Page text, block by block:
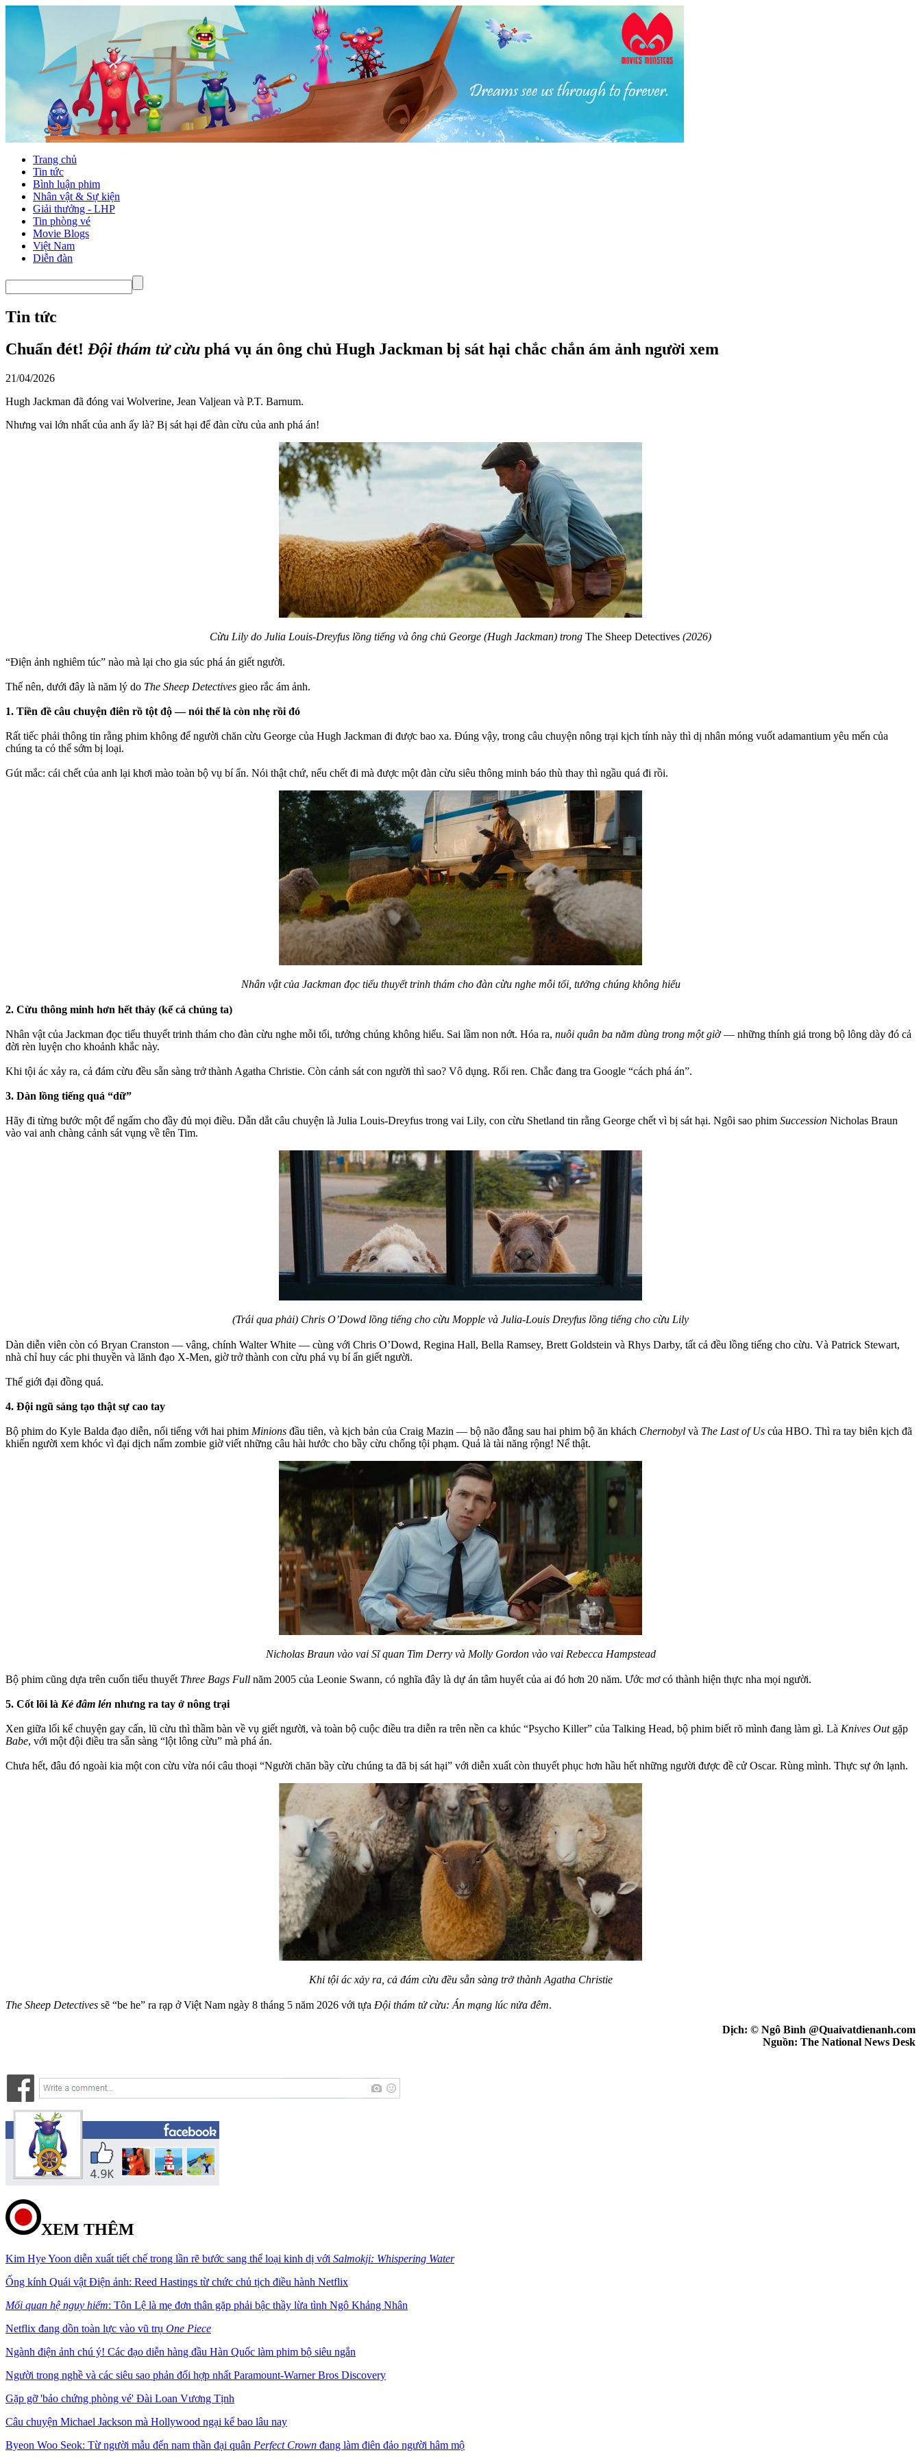
Trang chủ
Tin tức
Bình luận phim
Nhân vật & Sự kiện
Giải thưởng - LHP
Tin phòng vé
Movie Blogs
Việt Nam
Diễn đàn
Tin tức
Chuẩn đét! Đội thám tử cừu phá vụ án ông chủ Hugh Jackman bị sát hại chắc chắn ám ảnh người xem
21/04/2026
Hugh Jackman đã đóng vai Wolverine, Jean Valjean và P.T. Barnum.
Nhưng vai lớn nhất của anh ấy là? Bị sát hại để đàn cừu của anh phá án!
Cừu Lily do Julia Louis-Dreyfus lồng tiếng và ông chủ George (Hugh Jackman) trong The Sheep Detectives (2026)
“Điện ảnh nghiêm túc” nào mà lại cho gia súc phá án giết người.
Thế nên, dưới đây là năm lý do The Sheep Detectives gieo rắc ám ảnh.
1. Tiền đề câu chuyện điên rồ tột độ — nói thế là còn nhẹ rồi đó
Rất tiếc phải thông tin rằng phim không để người chăn cừu George của Hugh Jackman đi được bao xa. Đúng vậy, trong câu chuyện nông trại kịch tính này thì dị nhân móng vuốt adamantium yêu mến của
chúng ta có thể sớm bị loại.
Gút mắc: cái chết của anh lại khơi mào toàn bộ vụ bí ẩn. Nói thật chứ, nếu chết đi mà được một đàn cừu siêu thông minh báo thù thay thì ngầu quá đi rồi.
Nhân vật của Jackman đọc tiểu thuyết trinh thám cho đàn cừu nghe mỗi tối, tưởng chúng không hiểu
2. Cừu thông minh hơn hết thảy (kể cả chúng ta)
Nhân vật của Jackman đọc tiểu thuyết trinh thám cho đàn cừu nghe mỗi tối, tưởng chúng không hiểu. Sai lầm non nớt. Hóa ra, nuôi quân ba năm dùng trong một giờ— những thính giả trong bộ lông dày đó cả
đời rèn luyện cho khoảnh khắc này.
Khi tội ác xảy ra, cả đám cừu đều sẵn sàng trở thành Agatha Christie. Còn cảnh sát con người thì sao? Vô dụng. Rối ren. Chắc đang tra Google “cách phá án”.
3. Dàn lồng tiếng quá “dữ”
Hãy đi từng bước một để ngấm cho đầy đủ mọi điều. Dẫn dắt câu chuyện là Julia Louis-Dreyfus trong vai Lily, con cừu Shetland tin rằng George chết vì bị sát hại. Ngôi sao phim Succession Nicholas Braun
vào vai anh chàng cảnh sát vụng về tên Tim.
(Trái qua phải) Chris O’Dowd lồng tiếng cho cừu Mopple và Julia-Louis Dreyfus lồng tiếng cho cừu Lily
Dàn diễn viên còn có Bryan Cranston — vâng, chính Walter White — cùng với Chris O’Dowd, Regina Hall, Bella Ramsey, Brett Goldstein và Rhys Darby, tất cả đều lồng tiếng cho cừu. Và Patrick Stewart,
nhà chỉ huy các phi thuyền và lãnh đạo X-Men, giờ trở thành con cừu phá vụ bí ẩn giết người.
Thế giới đại đồng quá.
4. Đội ngũ sáng tạo thật sự cao tay
Bộ phim do Kyle Balda đạo diễn, nổi tiếng với hai phim Minions đầu tiên, và kịch bản của Craig Mazin — bộ não đằng sau hai phim bộ ăn khách Chernobyl và The Last of Us của HBO. Thì ra tay biên kịch đã
khiến người xem khóc vì đại dịch nấm zombie giờ viết những câu hài hước cho bầy cừu chống tội phạm. Quả là tài năng rộng! Nể thật.
Nicholas Braun vào vai Sĩ quan Tim Derry và Molly Gordon vào vai Rebecca Hampstead
Bộ phim cũng dựa trên cuốn tiểu thuyết Three Bags Full năm 2005 của Leonie Swann, có nghĩa đây là dự án tâm huyết của ai đó hơn 20 năm. Ước mơ có thành hiện thực nha mọi người.
5. Cốt lõi là Kẻ đâm lén nhưng ra tay ở nông trại
Xen giữa lối kể chuyện gay cấn, lũ cừu thì thầm bàn về vụ giết người, và toàn bộ cuộc điều tra diễn ra trên nền ca khúc “Psycho Killer” của Talking Head, bộ phim biết rõ mình đang làm gì. Là Knives Outgặp
Babe, với một đội điều tra sẵn sàng “lột lông cừu” ​​mà phá án.
Chưa hết, đâu đó ngoài kia một con cừu vừa nói câu thoại “Người chăn bầy cừu chúng ta đã bị sát hại” với diễn xuất còn thuyết phục hơn hầu hết những người được đề cử Oscar. Rùng mình. Thực sự ớn lạnh.
Khi tội ác xảy ra, cả đám cừu đều sẵn sàng trở thành Agatha Christie
The Sheep Detectives sẽ “be he” ra rạp ở Việt Nam ngày 8 tháng 5 năm 2026 với tựa Đội thám tử cừu: Án mạng lúc nửa đêm.
Dịch: © Ngô Bình @Quaivatdienanh.com
Nguồn: The National News Desk
XEM THÊM
Kim Hye Yoon diễn xuất tiết chế trong lần rẽ bước sang thể loại kinh dị với Salmokji: Whispering Water
Ống kính Quái vật Điện ảnh: Reed Hastings từ chức chủ tịch điều hành Netflix
Mối quan hệ nguy hiểm: Tôn Lệ là mẹ đơn thân gặp phải bậc thầy lừa tình Ngô Khảng Nhân
Netflix đang dồn toàn lực vào vũ trụ One Piece
Ngành điện ảnh chú ý! Các đạo diễn hàng đầu Hàn Quốc làm phim bộ siêu ngắn
Người trong nghề và các siêu sao phản đối hợp nhất Paramount-Warner Bros Discovery
Gặp gỡ 'bảo chứng phòng vé' Đài Loan Vương Tịnh
Câu chuyện Michael Jackson mà Hollywood ngại kể bao lâu nay
Byeon Woo Seok: Từ người mẫu đến nam thần đại quân Perfect Crown đang làm điên đảo người hâm mộ